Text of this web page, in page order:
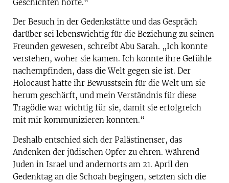
Geschichten hörte.“
Der Besuch in der Gedenkstätte und das Gespräch
darüber sei lebenswichtig für die Beziehung zu seinen
Freunden gewesen, schreibt Abu Sarah. „Ich konnte
verstehen, woher sie kamen. Ich konnte ihre Gefühle
nachempfinden, dass die Welt gegen sie ist. Der
Holocaust hatte ihr Bewusstsein für die Welt um sie
herum geschärft, und mein Verständnis für diese
Tragödie war wichtig für sie, damit sie erfolgreich
mit mir kommunizieren konnten.“
Deshalb entschied sich der Palästinenser, das
Andenken der jüdischen Opfer zu ehren. Während
Juden in Israel und andernorts am 21. April den
Gedenktag an die Schoah begingen, setzten sich die